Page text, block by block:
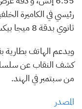
ثانوي بدقة 8 ميجا بيكسل.
من سبتمبر في الهند.
المصدر